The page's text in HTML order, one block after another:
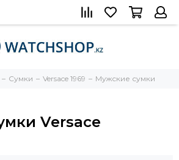
Сумки Versace 1969 Мужские сумки
Versace